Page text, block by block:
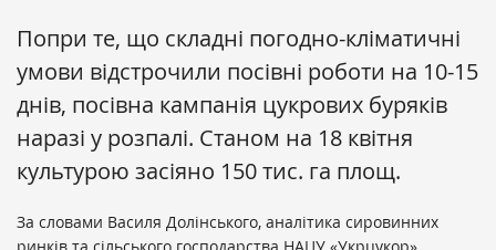
Попри те, що складні погодно-кліматичні
умови відстрочили посівні роботи на 10-15
днів, посівна кампанія цукрових буряків
наразі у розпалі. Станом на 18 квітня
культурою засіяно 150 тис. га площ.
За словами Василя Долінського, аналітика сировинних